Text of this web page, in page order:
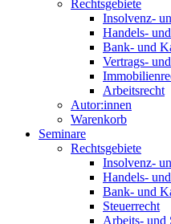
Rechtsgebiete
Insolvenz-
Handels-
Bank- und
Vertrags-
Arbeitsrecht
Autor:innen
Warenkorb
Seminare
Rechtsgebiete
Insolvenz-
Handels-
Bank- und
Steuerrecht
Arbeits- und